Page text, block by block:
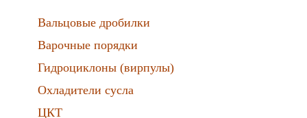
Вальцовые дробилки
Варочные порядки
Гидроциклоны (вирпулы)
Охладители сусла
ЦКТ